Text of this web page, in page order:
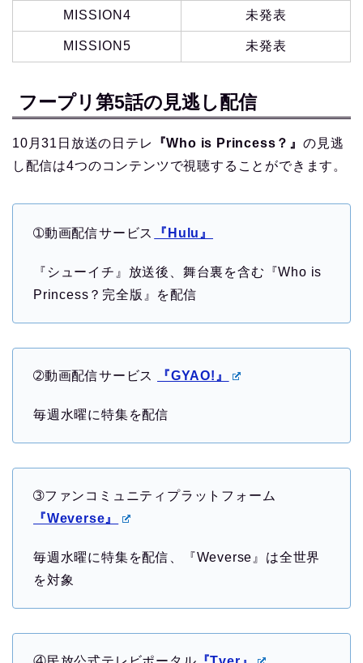
MISSION4 未発表
MISSION5 未発表
フープリ第5話の見逃し配信
10月31日放送の日テレ 『Who is Princess？』の見逃
し配信は4つのコンテンツで視聴することができます。
➀動画配信サービス 『Hulu』
『シューイチ』放送後、舞台裏を含む『Who is
Princess？完全版』を配信
➁動画配信サービス 『GYAO!』
毎週水曜に特集を配信
➂ファンコミュニティプラットフォーム
『Weverse』
毎週水曜に特集を配信、『Weverse』は全世界
を対象